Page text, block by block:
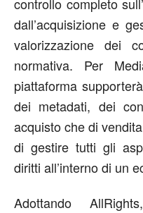
controllo completo
dall’acquisizione e
valorizzazione dei
normativa. Per
piattaforma
dei metadati, dei
acquisto che di
di gestire tutti gli
diritti all’interno di un
Adottando